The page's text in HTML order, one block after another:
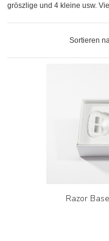
gröszlige und 4 kleine usw.
Sortieren
Razor